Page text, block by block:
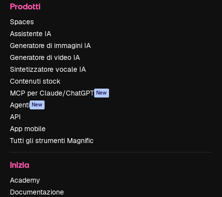
Prodotti
Spaces
Assistente IA
Generatore di immagini IA
Generatore di video IA
Sintetizzatore vocale IA
Contenuti stock
MCP per Claude/ChatGPT New
Agenti New
API
App mobile
Tutti gli strumenti Magnific
Inizia
Academy
Documentazione